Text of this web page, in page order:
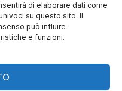
di elaborare dati come
su questo sito. Il
può influire
e funzioni.
SU: